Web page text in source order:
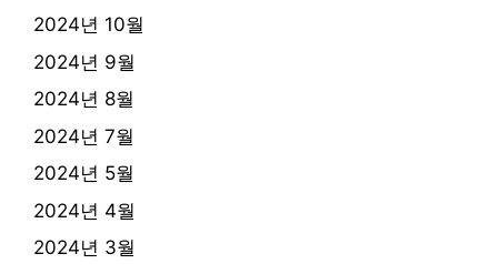
2024년 10월
2024년 9월
2024년 8월
2024년 7월
2024년 5월
2024년 4월
2024년 3월